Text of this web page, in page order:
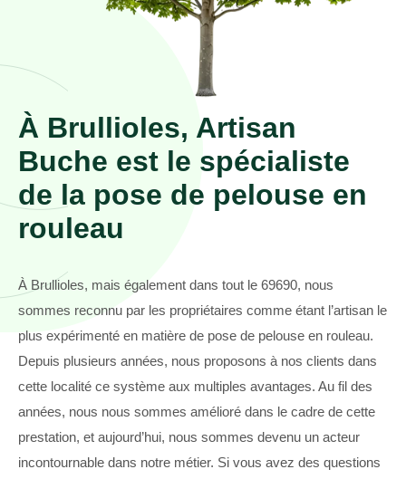
À Brullioles, Artisan
Buche est le spécialiste
de la pose de pelouse en
rouleau
À Brullioles, mais également dans tout le 69690, nous
sommes reconnu par les propriétaires comme étant l’artisan le
plus expérimenté en matière de pose de pelouse en rouleau.
Depuis plusieurs années, nous proposons à nos clients dans
cette localité ce système aux multiples avantages. Au fil des
années, nous nous sommes amélioré dans le cadre de cette
prestation, et aujourd’hui, nous sommes devenu un acteur
incontournable dans notre métier. Si vous avez des questions